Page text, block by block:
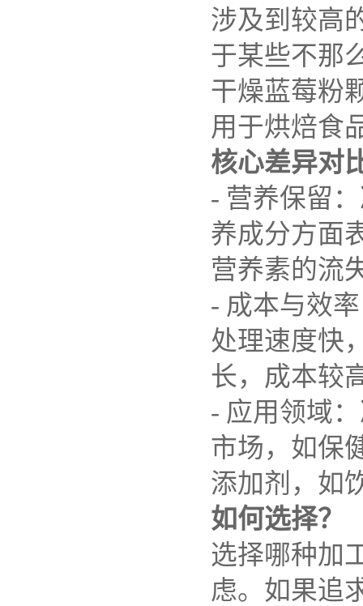
涉及到较高
于某些不那
干燥蓝莓粉
用于烘焙食
核心差异对
- 营养保留
养成分方面
营养素的流
- 成本与效
处理速度快
长，成本较
- 应用领域
市场，如保
添加剂，如
如何选择？
选择哪种加
虑。如果追